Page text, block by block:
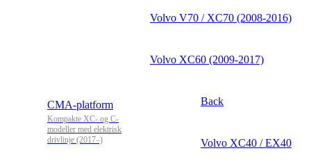
Volvo V70 / XC70 (2008-2016)
Volvo XC60 (2009-2017)
CMA-platform
Kompakte XC- og C-
modeller med elektrisk
drivlinje (2017–)
Back
Volvo XC40 / EX40